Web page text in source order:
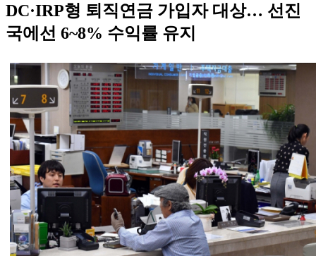
DC·IRP형 퇴직연금 가입자 대상… 선진
국에선 6~8% 수익률 유지